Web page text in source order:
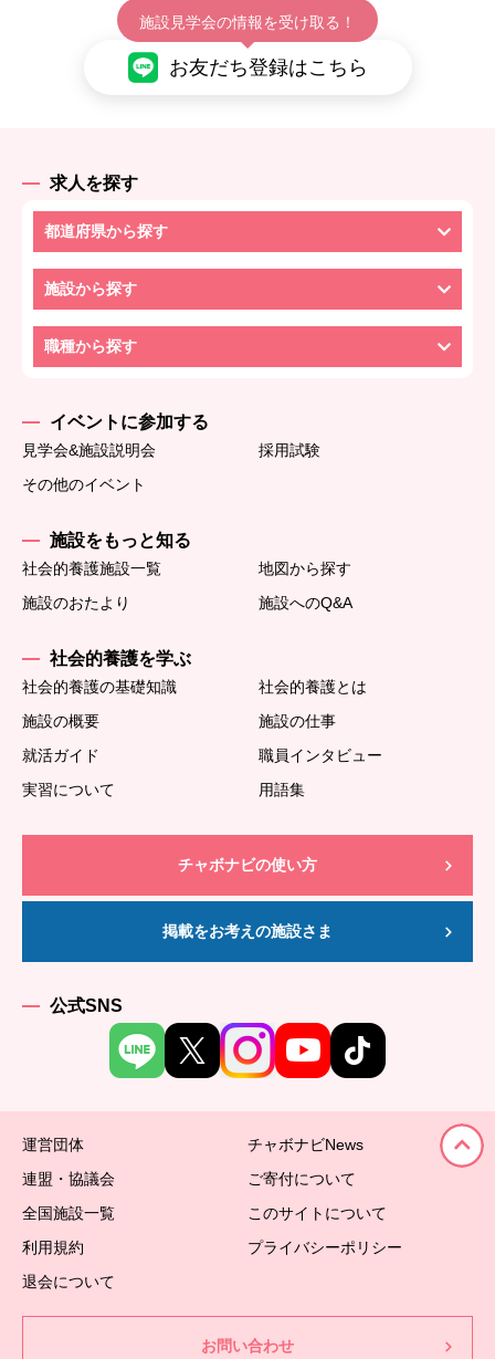
施設見学会の情報を受け取る！
お友だち登録はこちら
求人を探す
都道府県から探す
施設から探す
職種から探す
イベントに参加する
見学会&施設説明会
採用試験
その他のイベント
施設をもっと知る
社会的養護施設一覧
地図から探す
施設のおたより
施設へのQ&A
社会的養護を学ぶ
社会的養護の基礎知識
社会的養護とは
施設の概要
施設の仕事
就活ガイド
職員インタビュー
実習について
用語集
チャボナビの使い方
掲載をお考えの施設さま
公式SNS
運営団体
チャボナビNews
連盟・協議会
ご寄付について
全国施設一覧
このサイトについて
利用規約
プライバシーポリシー
退会について
お問い合わせ